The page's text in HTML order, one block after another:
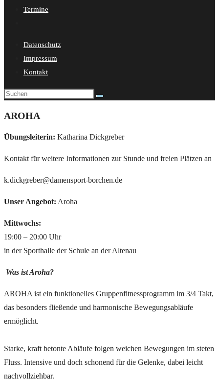
Termine
umschalten
Datenschutz
Impressum
Kontakt
AROHA
Übungsleiterin: Katharina Dickgreber
Kontakt für weitere Informationen zur Stunde und freien Plätzen an
k.dickgreber@damensport-borchen.de
Unser Angebot: Aroha
Mittwochs:
19:00 – 20:00 Uhr
in der Sporthalle der Schule an der Altenau
Was ist Aroha?
AROHA ist ein funktionelles Gruppenfitnessprogramm im 3/4 Takt,
das besonders fließende und harmonische Bewegungsabläufe
ermöglicht.
Starke, kraft betonte Abläufe folgen weichen Bewegungen im steten
Fluss. Intensive und doch schonend für die Gelenke, dabei leicht
nachvollziehbar.